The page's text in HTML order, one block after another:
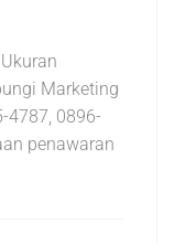
Marketing
4787, 0896-
penawaran